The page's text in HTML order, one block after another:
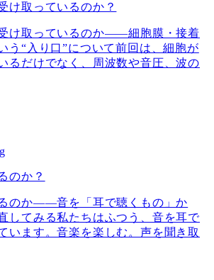
け取っているのか？
け取っているのか――細胞膜・接着
う“入り口”について前回は、細胞が
るだけでなく、周波数や音圧、波の
のか？
のか――音を「耳で聴くもの」か
してみる私たちはふつう、音を耳で
います。音楽を楽しむ。声を聞き取